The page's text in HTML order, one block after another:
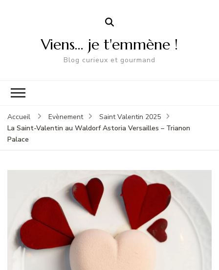
Viens… je t'emmène !
Blog curieux et gourmand
Accueil Evènement
Saint Valentin 2025
La Saint-Valentin au Waldorf Astoria Versailles – Trianon
Palace